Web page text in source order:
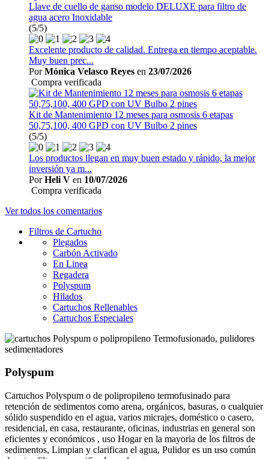
Llave de cuello de ganso modelo DELUXE para filtro de
agua acero Inoxidable
(5/5)
Excelente producto de calidad. Entrega en tiempo aceptable.
Muy buen prec...
PorMónica Velasco Reyes en 23/07/2026
Compra verificada
Kit de Mantenimiento 12 meses para osmosis 6 etapas
50,75,100, 400 GPD con UV Bulbo 2 pines
(5/5)
Los productos llegan en muy buen estado y rápido, la mejor
inversión ya m...
PorHeli V en 10/07/2026
Compra verificada
Ver todos los comentarios
Filtros de Cartucho
Plegados
Carbón Activado
En Linea
Regadera
Polyspum
Hilados
Cartuchos Rellenables
Cartuchos Especiales
Polyspum
Cartuchos Polyspum o de polipropileno termofusinado para
retención de sedimentos como arena, orgánicos, basuras, o cualquier
sólido suspendido en el agua, varios micrajes, doméstico o casero,
residencial, en casa, restaurante, oficinas, industrias en general son
eficientes y económicos , uso Hogar en la mayoria de los filtros de
sedimentos, Limpian y clarifican el agua, Pulidor es un uso común